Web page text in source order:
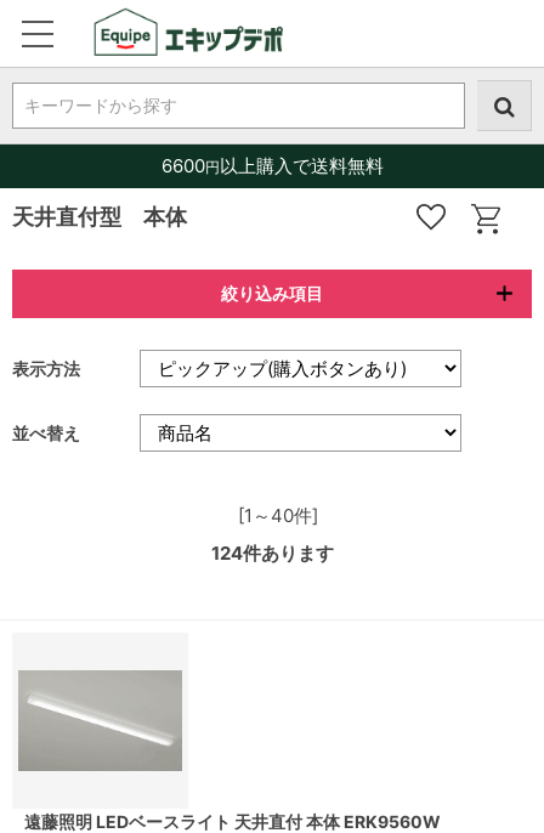
キーワードから探す
6600円以上購入で送料無料
天井直付型 本体
絞り込み項目
表示方法
並べ替え
[1～40件]
124件あります
遠藤照明 LEDベースライト 天井直付 本体 ERK9560W